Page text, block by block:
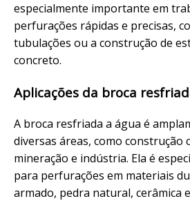
especialmente importante em
perfurações rápidas e precisas,
tubulações ou a construção de
concreto.
Aplicações da broca
A broca resfriada a água é
diversas áreas, como construção
mineração e indústria. Ela é
para perfurações em materiais
armado, pedra natural, cerâmica